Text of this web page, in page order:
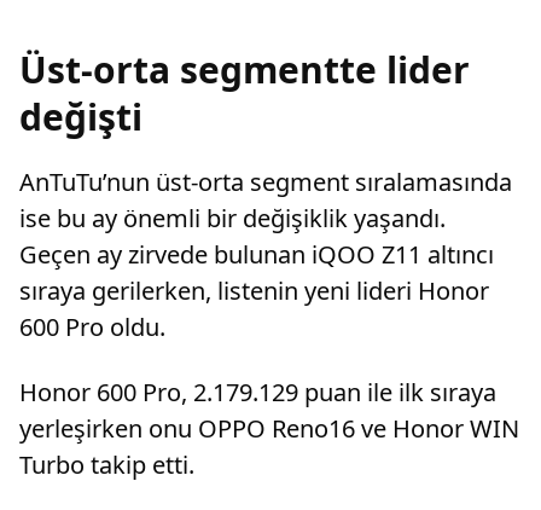
Üst-orta segmentte lider
değişti
AnTuTu’nun üst-orta segment sıralamasında
ise bu ay önemli bir değişiklik yaşandı.
Geçen ay zirvede bulunan iQOO Z11 altıncı
sıraya gerilerken, listenin yeni lideri Honor
600 Pro oldu.
Honor 600 Pro, 2.179.129 puan ile ilk sıraya
yerleşirken onu OPPO Reno16 ve Honor WIN
Turbo takip etti.